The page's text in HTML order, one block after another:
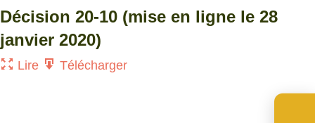
Décision 20-10 (mise en ligne le 28
janvier 2020)
Lire Télécharger